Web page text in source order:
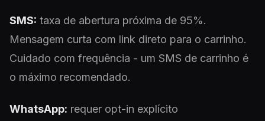
SMS: taxa de abertura próxima de 95%.
Mensagem curta com link direto para o carrinho.
Cuidado com frequência - um SMS de carrinho é
o máximo recomendado.
WhatsApp: requer opt-in explícito